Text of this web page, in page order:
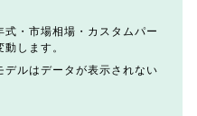
・市場相場・カスタムパー
します。
ルはデータが表示されない